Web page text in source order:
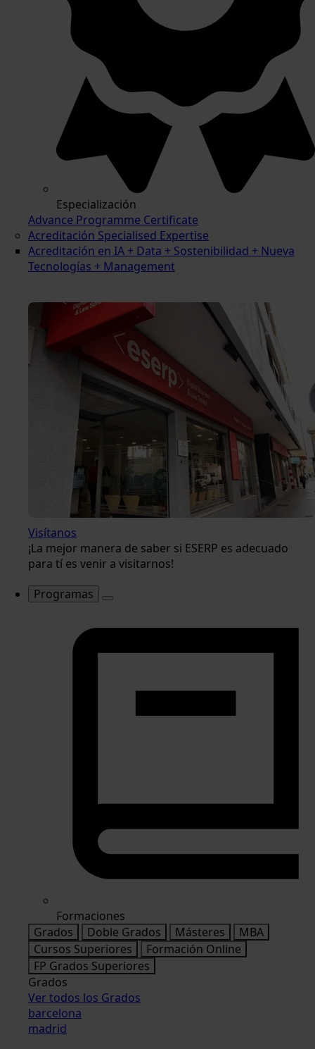
Especialización
Advance Programme Certificate
Acreditación Specialised Expertise
Acreditación en IA + Data + Sostenibilidad + Nueva
Tecnologías + Management
Visítanos
¡La mejor manera de saber si ESERP es adecuado
para tí es venir a visitarnos!
Programas
Formaciones
Grados
Doble Grados Másteres
MBA
Cursos Superiores
Formación Online
FP Grados Superiores
Grados
Ver todos los Grados
barcelona
madrid